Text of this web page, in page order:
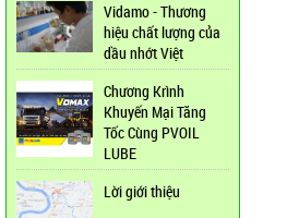
Vidamo - Thương
hiệu chất lượng của
dầu nhớt Việt
Chương Krình
Khuyến Mại Tăng
Tốc Cùng PVOIL
LUBE
Lời giới thiệu